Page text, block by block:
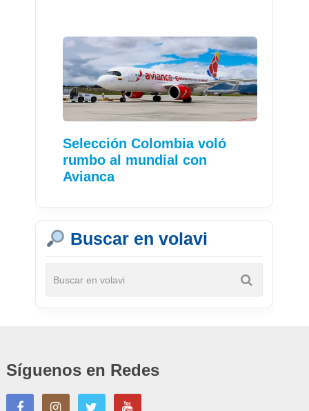
Selección Colombia voló
rumbo al mundial con
Avianca
Buscar en volavi
Síguenos en Redes